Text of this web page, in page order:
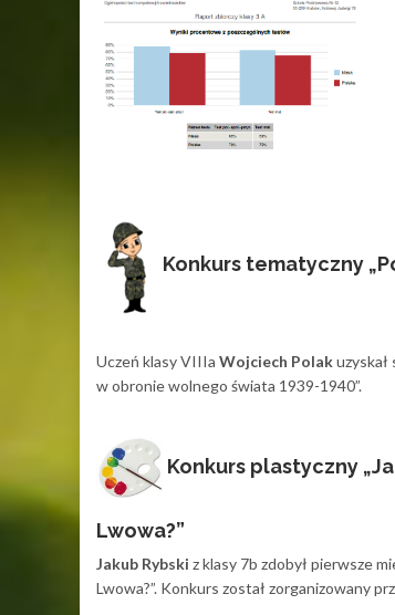
Konkurs tematyczny
Uczeń klasy VIIIa Wojciech Polak
w obronie wolnego świata 1939-1940”.
Konkurs plastyczny
Lwowa?”
Jakub Rybski z klasy 7b zdobył pierwsze
Lwowa?”. Konkurs został zorganizowany